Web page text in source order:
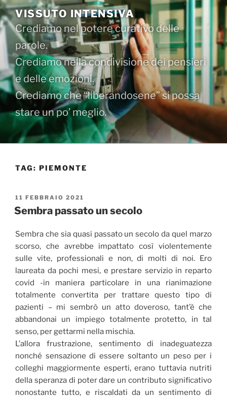
Salta
al
contenuto
VISSUTO INTENSIVA
Crediamo nel potere curativo delle
parole.
Crediamo nella condivisione dei pensieri
e delle emozioni.
Crediamo che “liberandosene” si possa
stare un po’ meglio.
TAG: PIEMONTE
PUBBLICATO
IL
11 FEBBRAIO 2021
Sembra passato un secolo
Sembra che sia quasi passato un secolo da quel marzo
scorso, che avrebbe impattato così violentemente
sulle vite, professionali e non, di molti di noi. Ero
laureata da pochi mesi, e prestare servizio in reparto
covid -in maniera particolare in una rianimazione
totalmente convertita per trattare questo tipo di
pazienti – mi sembrò un atto doveroso, tant’è che
abbandonai un impiego totalmente protetto, in tal
senso, per gettarmi nella mischia.
L’allora frustrazione, sentimento di inadeguatezza
nonché sensazione di essere soltanto un peso per i
colleghi maggiormente esperti, erano tuttavia nutriti
della speranza di poter dare un contributo significativo
nonostante tutto, e riscaldati da un sentimento di